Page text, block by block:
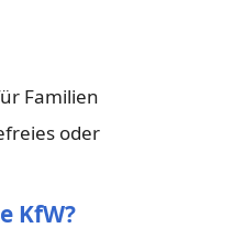
Familien
oder
KfW?